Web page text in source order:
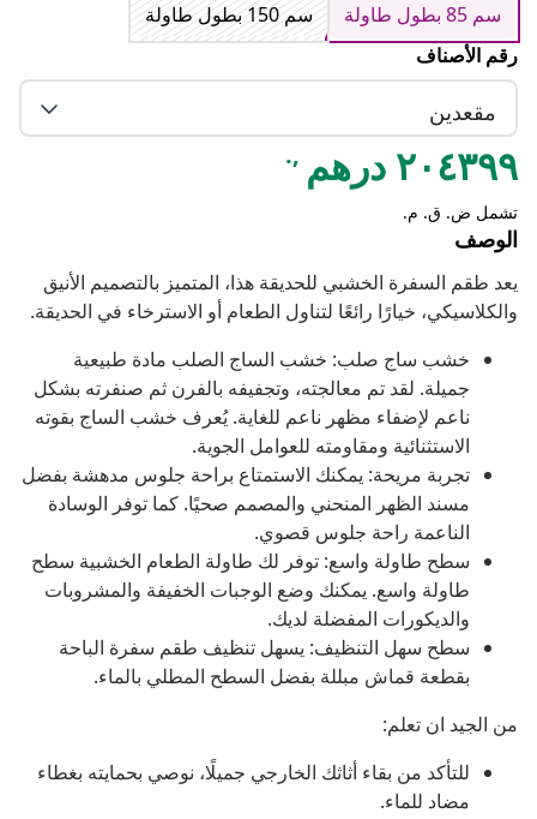
سم 85 بطول طاولة
سم 150 بطول طاولة
رقم الأصناف
مقعدين
٢٠٤٣٩٩ درهم ,.
تشمل ض. ق. م.
الوصف
يعد طقم السفرة الخشبي للحديقة هذا، المتميز بالتصميم الأنيق
والكلاسيكي، خيارًا رائعًا لتناول الطعام أو الاسترخاء في الحديقة.
خشب ساج صلب: خشب الساج الصلب مادة طبيعية
جميلة. لقد تم معالجته، وتجفيفه بالفرن ثم صنفرته بشكل
ناعم لإضفاء مظهر ناعم للغاية. يُعرف خشب الساج بقوته
الاستثنائية ومقاومته للعوامل الجوية.
تجربة مريحة: يمكنك الاستمتاع براحة جلوس مدهشة بفضل
مسند الظهر المنحني والمصمم صحيًا. كما توفر الوسادة
الناعمة راحة جلوس قصوي.
سطح طاولة واسع: توفر لك طاولة الطعام الخشبية سطح
طاولة واسع. يمكنك وضع الوجبات الخفيفة والمشروبات
والديكورات المفضلة لديك.
سطح سهل التنظيف: يسهل تنظيف طقم سفرة الباحة
بقطعة قماش مبللة بفضل السطح المطلي بالماء.
من الجيد ان تعلم:
للتأكد من بقاء أثاثك الخارجي جميلًا، نوصي بحمايته بغطاء
مضاد للماء.